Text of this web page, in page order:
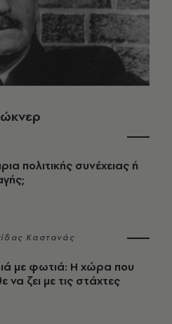
πολιτικής συνέχειας ή
Καστανάς
με φωτιά: Η χώρα που
να ζει με τις στάχτες